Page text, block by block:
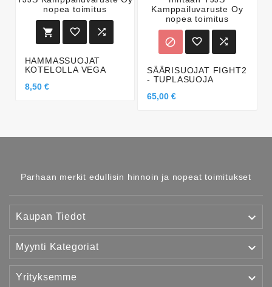
  
HAMMASSUOJAT
KOTELOLLA VEGA
8,50 €
  
SÄÄRISUOJAT FIGHT2
- TUPLASUOJA
65,00 €
Parhaan merkit edullisin hinnoin ja nopeat toimitukset
Kaupan Tiedot 
Myynti Kategoriat 
Yrityksemme 